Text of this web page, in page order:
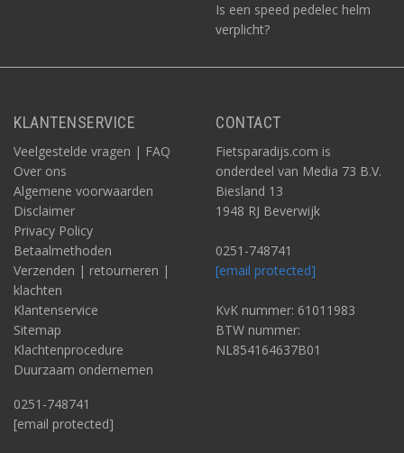
Is een speed pedelec helm
verplicht?
KLANTENSERVICE
Veelgestelde vragen | FAQ
Over ons
Algemene voorwaarden
Disclaimer
Privacy Policy
Betaalmethoden
Verzenden | retourneren |
klachten
Klantenservice
Sitemap
Klachtenprocedure
Duurzaam ondernemen
0251-748741
[email protected]
CONTACT
Fietsparadijs.com is
onderdeel van Media 73 B.V.
Biesland 13
1948 RJ Beverwijk
0251-748741
[email protected]
KvK nummer: 61011983
BTW nummer:
NL854164637B01